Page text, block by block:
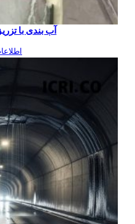
آب بندی با